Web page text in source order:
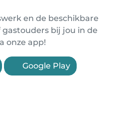
en de beschikbare
gastouders bij jou in de
onze app!
Google Play